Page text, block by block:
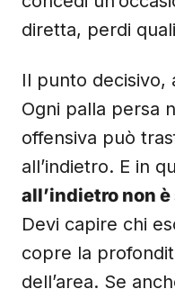
diretta, perdi
Il punto decisivo,
Ogni palla persa
offensiva può
all’indietro. E in
all’indietro non
Devi capire chi
copre la
dell’area. Se